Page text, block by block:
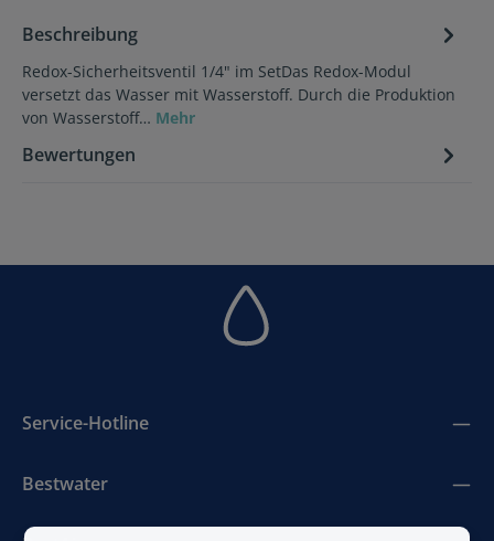
Beschreibung
Redox-Sicherheitsventil 1/4" im SetDas Redox-Modul
versetzt das Wasser mit Wasserstoff. Durch die Produktion
von Wasserstoff… Mehr
Bewertungen
Service-Hotline
Bestwater